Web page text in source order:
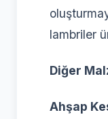
lambriler
Diğer
Ahşap